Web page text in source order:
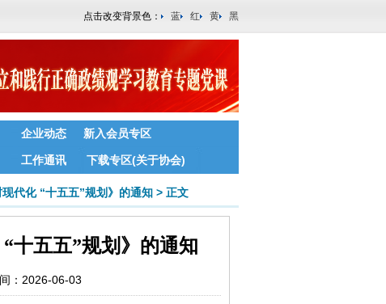
点击改变背景色： 蓝 红 黄 黑
企业动态 新入会员专区
工作通讯 下载专区(关于协会)
代化 “十五五”规划》的通知 > 正文
十五五”规划》的通知
：2026-06-03